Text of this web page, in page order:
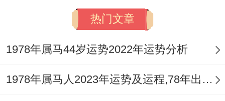
热门文章
1978年属马44岁运势2022年运势分析
1978年属马人2023年运势及运程,78年出生的45岁生肖马2023年每月运势详解